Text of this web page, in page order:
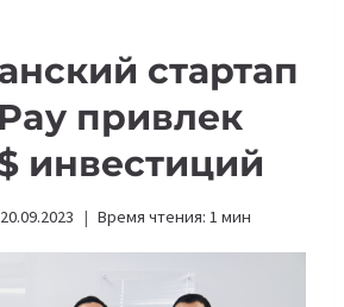
стартап
привлек
инвестиций
20.09.2023 Время чтения: 1 мин